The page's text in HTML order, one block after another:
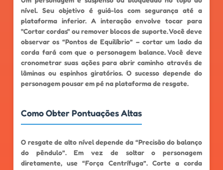
nível. Seu objetivo é guiá-los com segurança até a
plataforma inferior. A interação envolve tocar para
"Cortar cordas" ou remover blocos de suporte. Você deve
observar os “Pontos de Equilíbrio” – cortar um lado da
corda fará com que o personagem balance. Você deve
cronometrar suas ações para abrir caminho através de
lâminas ou espinhos giratórios. O sucesso depende do
personagem pousar em pé na plataforma de resgate.
Como Obter Pontuações Altas
O resgate de alto nível depende da “Precisão do balanço
do pêndulo”. Em vez de soltar o personagem
diretamente, use “Força Centrífuga”. Corte a corda